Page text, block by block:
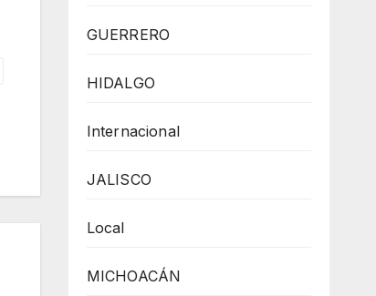
GUERRERO
HIDALGO
Internacional
JALISCO
Local
MICHOACÁN